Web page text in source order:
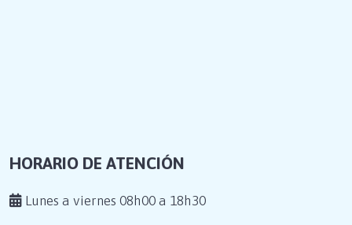
HORARIO DE ATENCIÓN
Lunes a viernes 08h00 a 18h30